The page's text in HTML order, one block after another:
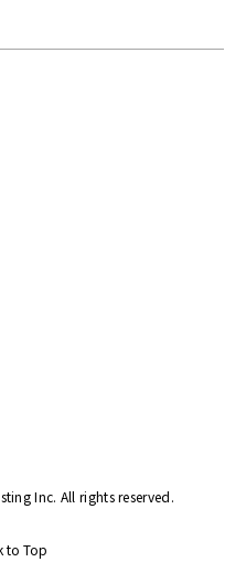
Inc. All rights reserved.
to Top